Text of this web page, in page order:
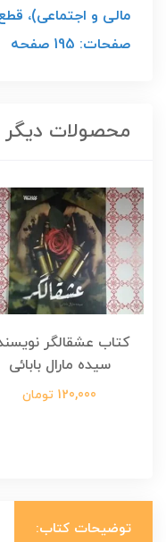
مالی و اجتماعی)،
صفحات: 195 صفحه
محصولات دیگر
کتاب عشقالگر
سیده مارال بابائی
120,000 تومان
توضیحات کتاب: